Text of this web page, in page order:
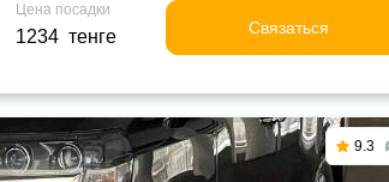
Цена посадки
1234 тенге Связаться
9.3